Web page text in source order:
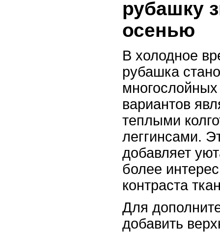
рубашку
осенью
В холодное
рубашка
вариантов
теплыми
леггинсами.
добавляет
более
контраста
Для
добавить